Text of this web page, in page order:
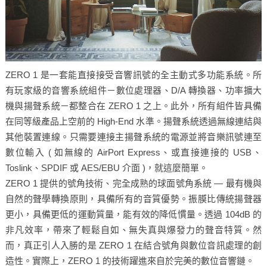
ZERO 1 是一套能直接接受音響訊號的全主動式多功能系統。所
有玩家級的音響系統組件－數位處理器、D/A 轉換器、功率擴大
機與揚聲系統－都整合在 ZERO 1 之上。此外，所有組件皆具備
在同等級產品上空前的 High-End 水準。揚聲系統透過無線連結與
其他裝置連線。只需要連接主揚聲系統的電源並將音樂訊號連至
數位輸入 ( 如無線的 AirPort Express、或直接連接的 USB、
Toslink、SPDIF 或 AES/EBU 介面 )，就這麼簡單。
ZERO 1 提供的號角技術、完全成熟的球面號角系統 — 最有機與
自然的聲學轉換原則，具備所有的音質優勢。振膜比傳統揚聲器
更小，具備更低的運動質量，能有效的降低慣量。透過 104dB 的
非凡效率，帶來了輕鬆自如、無失真與爆發力的聲音特質。然
而，真正引人入勝的是 ZERO 1 在結合號角與數位音訊處理的創
造性。實際上，ZERO 1 的技術躍進來自於完美的數位音響鏈。